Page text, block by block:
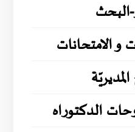
البحث
و الامتحانات
الدكتوراه